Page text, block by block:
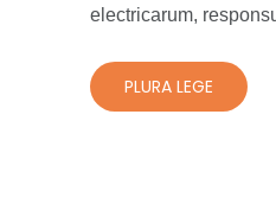
electricarum,
PLURA LEGE